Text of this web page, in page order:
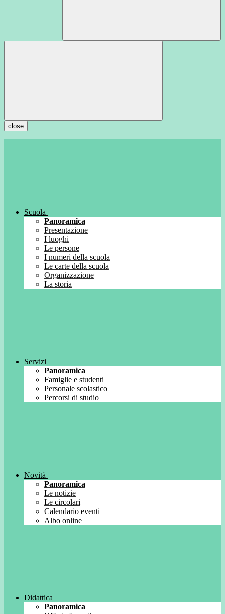
close
Scuola
Panoramica
Presentazione
I luoghi
Le persone
I numeri della scuola
Le carte della scuola
Organizzazione
La storia
Servizi
Panoramica
Famiglie e studenti
Personale scolastico
Percorsi di studio
Novità
Panoramica
Le notizie
Le circolari
Calendario eventi
Albo online
Didattica
Panoramica